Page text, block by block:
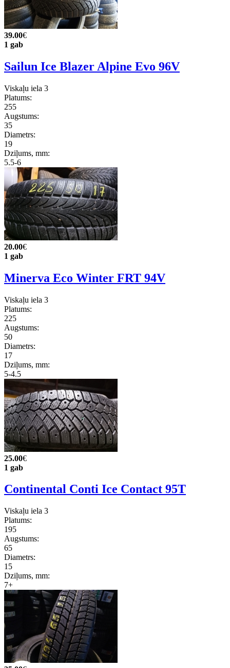
39.00€
1 gab
Sailun Ice Blazer Alpine Evo 96V
Viskaļu iela 3
Platums:
255
Augstums:
35
Diametrs:
19
Dziļums, mm:
5.5-6
20.00€
1 gab
Minerva Eco Winter FRT 94V
Viskaļu iela 3
Platums:
225
Augstums:
50
Diametrs:
17
Dziļums, mm:
5-4.5
25.00€
1 gab
Continental Conti Ice Contact 95T
Viskaļu iela 3
Platums:
195
Augstums:
65
Diametrs:
15
Dziļums, mm:
7+